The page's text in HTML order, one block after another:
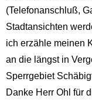
(Telefonanschluß,
Stadtansichten
ich erzähle meinen
an die längst in
Sperrgebiet
Danke Herr Ohl für